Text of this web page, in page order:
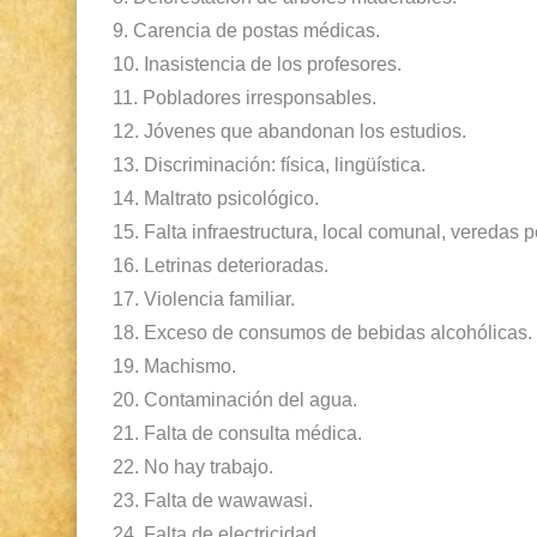
9. Carencia de postas médicas.
10. Inasistencia de los profesores.
11. Pobladores irresponsables.
12. Jóvenes que abandonan los estudios.
13. Discriminación: física, lingüística.
14. Maltrato psicológico.
15. Falta infraestructura, local comunal, veredas
16. Letrinas deterioradas.
17. Violencia familiar.
18. Exceso de consumos de bebidas alcohólicas.
19. Machismo.
20. Contaminación del agua.
21. Falta de consulta médica.
22. No hay trabajo.
23. Falta de wawawasi.